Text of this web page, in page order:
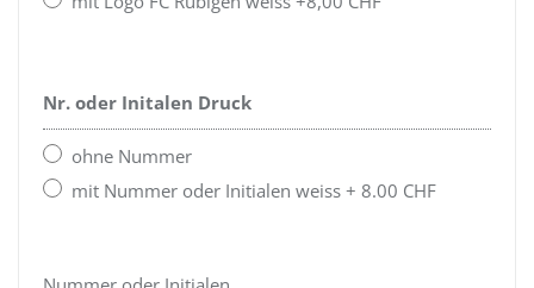
Nr. oder Initalen Druck
ohne Nummer
mit Nummer oder Initialen weiss + 8.00 CHF